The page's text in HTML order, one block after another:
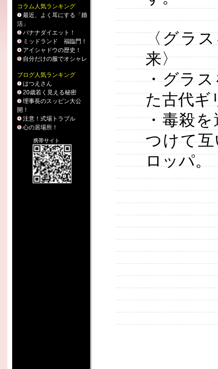
コラム人気ランキング
最近、よく耳にする「婚
活」
バナナダイエット！
ミッドランド 福臨門！
アイシャドウの歴史！
自分だけの服でオシャレ
ブログ人気ランキング
はつえさん
20歳若く見える秘密
理事長のスッピン大公
開！
注意！式場トラブル
心の居場所！
携帯サイト
〈グラ
来〉
・グラ
た古代ギ
・毒殺
つけて
ロッパ。